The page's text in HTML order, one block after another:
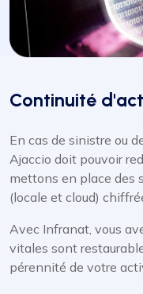
Continuité
En cas de sinistre ou
Ajaccio doit pouvoir
mettons en place des
(locale et cloud)
Avec Infranat, vous
vitales sont
pérennité de votre